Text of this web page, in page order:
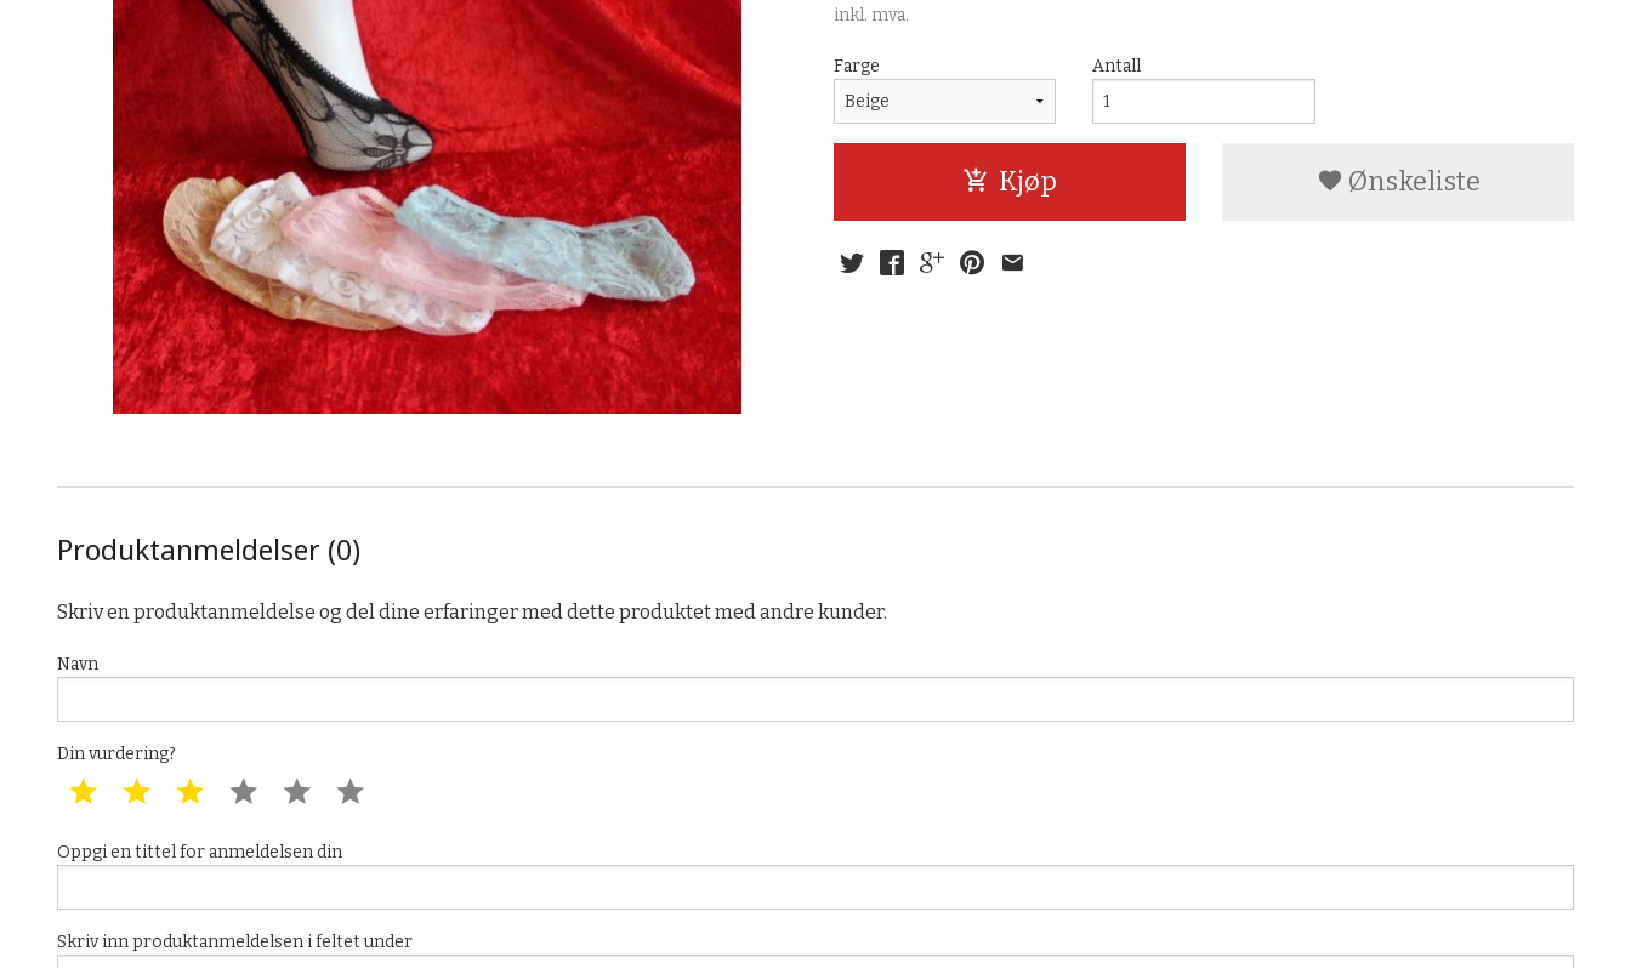
inkl. mva.
Farge Antall
Kjøp Ønskeliste
Produktanmeldelser (0)
Skriv en produktanmeldelse og del dine erfaringer med dette produktet med andre kunder.
Navn
Din vurdering?
1 star 2 star 3 star 4 star 5 star
Oppgi en tittel for anmeldelsen din
Skriv inn produktanmeldelsen i feltet under